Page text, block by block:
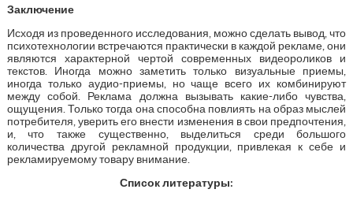
Заключение
Исходя из проведенного исследования, можно сделать вывод, что
психотехнологии встречаются практически в каждой рекламе, они
являются характерной чертой современных видеороликов и
текстов. Иногда можно заметить только визуальные приемы,
иногда только аудио-приемы, но чаще всего их комбинируют
между собой. Реклама должна вызывать какие-либо чувства,
ощущения. Только тогда она способна повлиять на образ мыслей
потребителя, уверить его внести изменения в свои предпочтения,
и, что также существенно, выделиться среди большого
количества другой рекламной продукции, привлекая к себе и
рекламируемому товару внимание.
Список литературы: